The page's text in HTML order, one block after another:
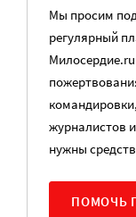
Мы просим
регулярный
журналистов
нужны
ПОМОЧЬ